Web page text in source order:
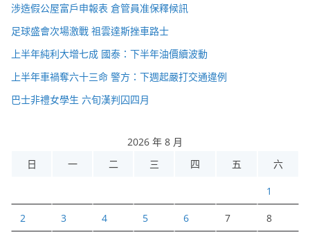
涉造假公屋富戶申報表 倉管員准保釋候訊
足球盛會次場激戰 祖雲達斯挫車路士
上半年純利大增七成 國泰：下半年油價續波動
上半年車禍奪六十三命 警方：下週起嚴打交通違例
巴士非禮女學生 六旬漢判囚四月
2026 年 8 月
日
一 二 三 四 五 六
1
2 3 4 5 6 7 8